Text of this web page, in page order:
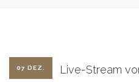
07 DEZ.
Live-Stream